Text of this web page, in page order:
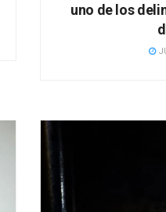
uno de los